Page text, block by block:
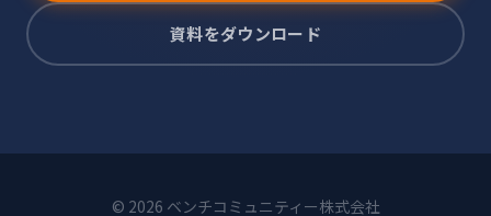
資料をダウンロード
© 2026 ベンチコミュニティー株式会社